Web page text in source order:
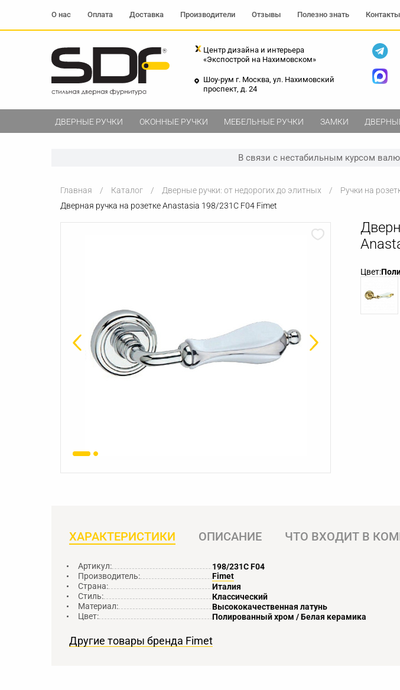
Центр дизайна и интерьера
«Экспострой на Нахимовском»
Шоу-рум г. Москва, ул. Нахимовский
проспект, д. 24
О нас Оплата Доставка Производители Отзывы Полезно знать Контакты
ДВЕРНЫЕ РУЧКИ ОКОННЫЕ РУЧКИ МЕБЕЛЬНЫЕ РУЧКИ ЗАМКИ
В связи с нестабильным курсом
Главная Каталог Дверные ручки: от недорогих до элитных Ручки на
Дверная ручка на розетке Anastasia 198/231C F04 Fimet
Цвет:
ХАРАКТЕРИСТИКИ ОПИСАНИЕ ЧТО ВХОДИТ В
Артикул:
198/231C F04
Производитель:
Fimet
Страна:
Италия
Стиль:
Классический
Материал:
Высококачественная латунь
Цвет:
Полированный хром / Белая керамика
Другие товары бренда Fimet